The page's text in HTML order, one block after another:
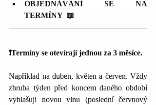
OBJEDNÁVÁNÍ SE NA
TERMÍNY  📖
❗Termíny se otevírají jednou za 3 měsíce.
Například na duben, květen a červen. Vždy
zhruba týden před koncem daného období
vyhlašuji novou vlnu (poslední červnový